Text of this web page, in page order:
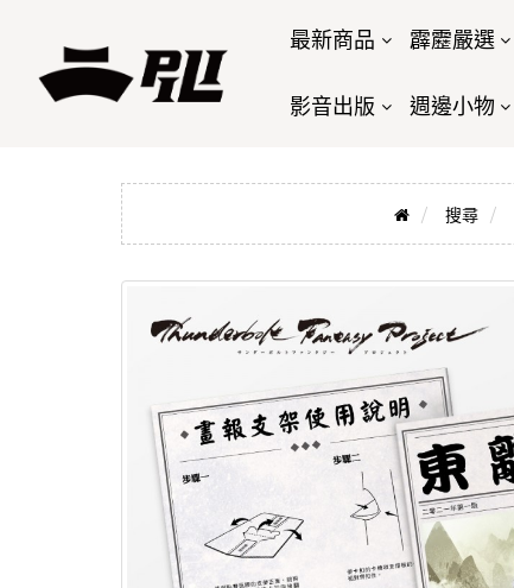
最新商品 霹靂嚴選
影音出版 週邊小物
搜尋